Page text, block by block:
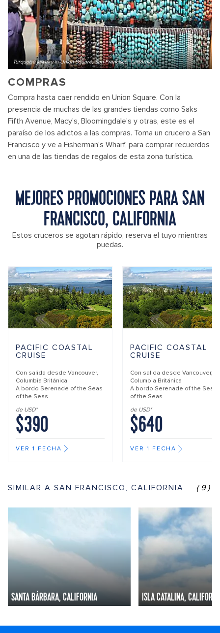
Turquoise jewelry in Union Square, San Francisco, California
COMPRAS
Compra hasta caer rendido en Union Square. Con la
presencia de muchas de las grandes tiendas como Saks
Fifth Avenue, Macy's, Bloomingdale's y otras, este es el
paraíso de los adictos a las compras. Toma un crucero a San
Francisco y ve a Fisherman's Wharf, para comprar recuerdos
en una de las tiendas de regalos de esta zona turística.
MEJORES PROMOCIONES PARA SAN
FRANCISCO, CALIFORNIA
Estos cruceros se agotan rápido, reserva el tuyo mientras
puedas.
PACIFIC COASTAL
CRUISE
Con salida desde Vancouver,
Columbia Británica
A bordo Serenade of the Seas
of the Seas
de USD*
$390
VER 1 FECHA
PACIFIC COASTAL
CRUISE
Con salida desde Vancouver,
Columbia Británica
A bordo Serenade of the Seas
of the Seas
de USD*
$640
VER 1 FECHA
SIMILAR A SAN FRANCISCO, CALIFORNIA (9)
SANTA BÁRBARA, CALIFORNIA ISLA CATALINA,